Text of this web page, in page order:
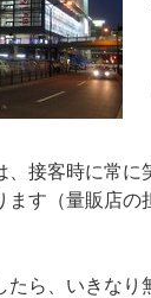
、接客時に常
ます（量販店
ら、いきなり